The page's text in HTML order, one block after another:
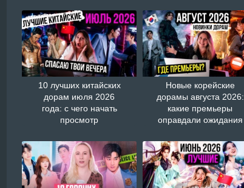
10 лучших китайских
дорам июля 2026
года: с чего начать
просмотр
Новые корейские
дорамы августа 2026:
какие премьеры
оправдали ожидания